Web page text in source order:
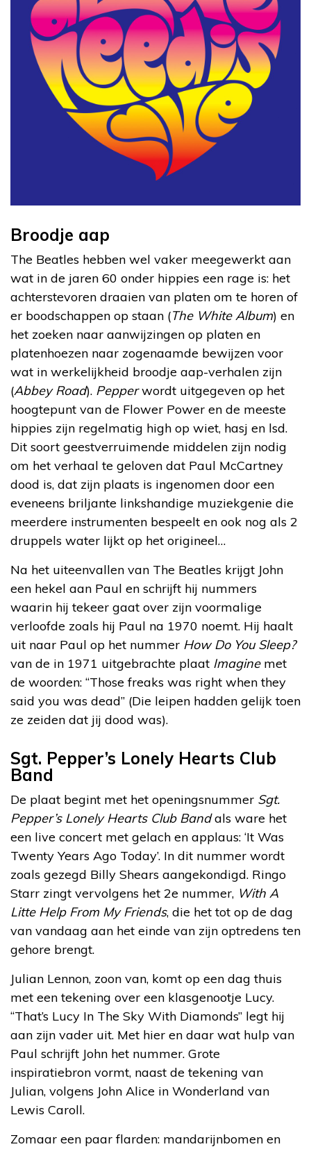
Broodje aap
The Beatles hebben wel vaker meegewerkt aan
wat in de jaren 60 onder hippies een rage is: het
achterstevoren draaien van platen om te horen of
er boodschappen op staan (The White Album) en
het zoeken naar aanwijzingen op platen en
platenhoezen naar zogenaamde bewijzen voor
wat in werkelijkheid broodje aap-verhalen zijn
(Abbey Road). Pepperwordt uitgegeven op het
hoogtepunt van de Flower Power en de meeste
hippies zijn regelmatig high op wiet, hasj en lsd.
Dit soort geestverruimende middelen zijn nodig
om het verhaal te geloven dat Paul McCartney
dood is, dat zijn plaats is ingenomen door een
eveneens briljante linkshandige muziekgenie die
meerdere instrumenten bespeelt en ook nog als 2
druppels water lijkt op het origineel…
Na het uiteenvallen van The Beatles krijgt John
een hekel aan Paul en schrijft hij nummers
waarin hij tekeer gaat over zijn voormalige
verloofde zoals hij Paul na 1970 noemt. Hij haalt
uit naar Paul op het nummer How Do You Sleep?
van de in 1971 uitgebrachte plaat Imaginemet
de woorden: “Those freaks was right when they
said you was dead” (Die leipen hadden gelijk toen
ze zeiden dat jij dood was).
Sgt. Pepper’s Lonely Hearts Club
Band
De plaat begint met het openingsnummer Sgt.
Pepper’s Lonely Hearts Club Bandals ware het
een live concert met gelach en applaus: ‘It Was
Twenty Years Ago Today’. In dit nummer wordt
zoals gezegd Billy Shears aangekondigd. Ringo
Starr zingt vervolgens het 2e nummer, With A
Litte Help From My Friends, die het tot op de dag
van vandaag aan het einde van zijn optredens ten
gehore brengt.
Julian Lennon, zoon van, komt op een dag thuis
met een tekening over een klasgenootje Lucy.
“That’s Lucy In The Sky With Diamonds” legt hij
aan zijn vader uit. Met hier en daar wat hulp van
Paul schrijft John het nummer. Grote
inspiratiebron vormt, naast de tekening van
Julian, volgens John Alice in Wonderland van
Lewis Caroll.
Zomaar een paar flarden: mandarijnbomen en